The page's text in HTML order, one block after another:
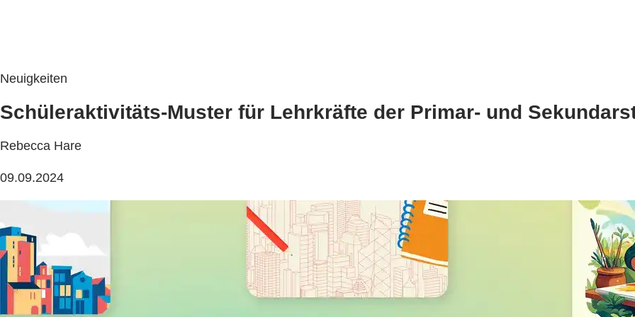
Neuigkeiten
Schüleraktivitäts-Muster für Lehrkräfte der Primar- und
Rebecca Hare
09.09.2024